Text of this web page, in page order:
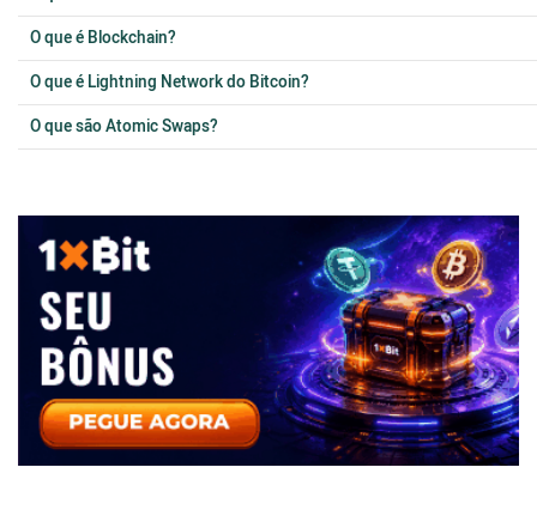
O que é Blockchain?
O que é Lightning Network do Bitcoin?
O que são Atomic Swaps?